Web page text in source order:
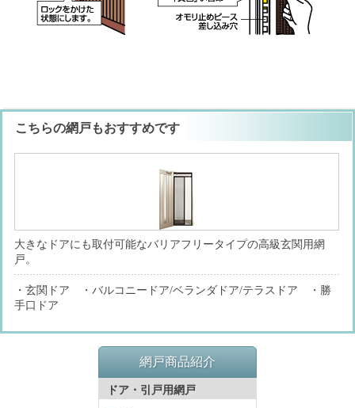
こちらの網戸もおすすめです
大きなドアにも取付可能なバリアフリータイプの高級玄関用網
戸。
・玄関ドア ・バルコニードア/ベランダドア/テラスドア ・勝
手口ドア
網戸商品紹介
ドア・引戸用網戸